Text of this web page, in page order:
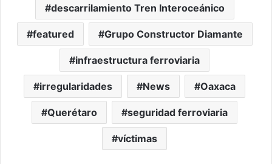
descarrilamiento Tren Interoceánico
featured Grupo Constructor Diamante
infraestructura ferroviaria
irregularidades News Oaxaca
Querétaro seguridad ferroviaria
víctimas